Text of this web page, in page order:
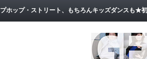
ホップ・ストリート、もちろんキッズダンスも★